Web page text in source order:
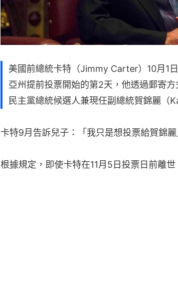
美國前總統卡特（Jimmy Carter）10月1
亞州提前投票開始的第2天，他透過郵寄
民主黨總統候選人兼現任副總統賀錦麗（
卡特9月告訴兒子：「我只是想投票給賀錦麗
根據規定，即使卡特在11月5日投票日前離